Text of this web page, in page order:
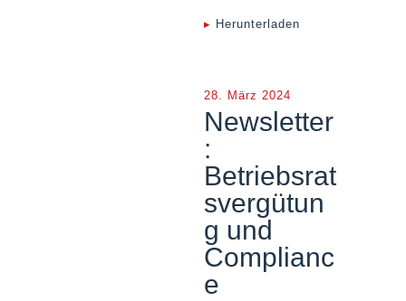
▸ Herunterladen
28. März 2024
Newsletter
:
Betriebsrat
svergütun
g und
Complianc
e